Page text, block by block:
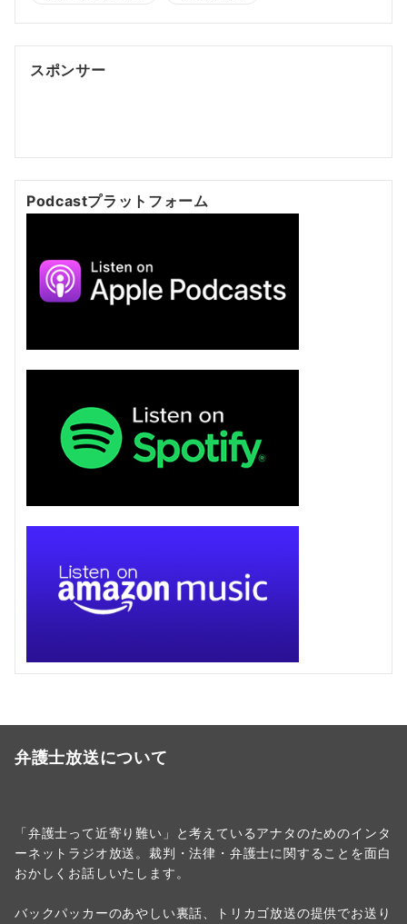
スポンサー
Podcastプラットフォーム
弁護士放送について
「弁護士って近寄り難い」と考えているアナタのためのインタ
ーネットラジオ放送。裁判・法律・弁護士に関することを面白
おかしくお話しいたします。
バックパッカーのあやしい裏話、トリカゴ放送の提供でお送り